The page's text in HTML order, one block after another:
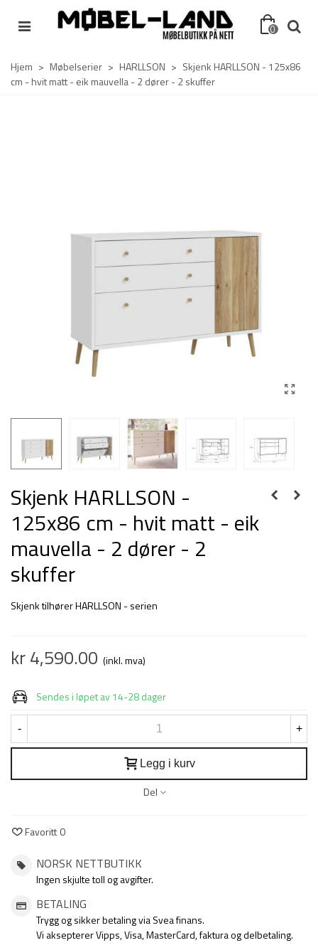
0
Hjem > Møbelserier > HARLLSON > Skjenk HARLLSON - 125x86
cm - hvit matt - eik mauvella - 2 dører - 2 skuffer
Skjenk HARLLSON -
125x86 cm - hvit matt - eik
mauvella - 2 dører - 2
skuffer
Skjenk tilhører HARLLSON - serien
kr 4,590.00 (inkl. mva)
Sendes i løpet av 14-28 dager
- +
Legg i kurv
Del
Favoritt 0
NORSK NETTBUTIKK
Ingen skjulte toll og avgifter.
BETALING
Trygg og sikker betaling via Svea finans.
Vi aksepterer Vipps, Visa, MasterCard, faktura og delbetaling.